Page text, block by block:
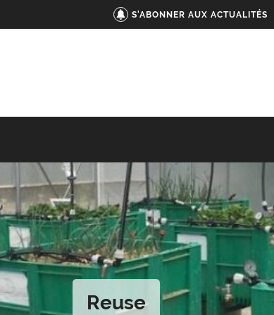
S'ABONNER AUX ACTUALITÉS
Reuse